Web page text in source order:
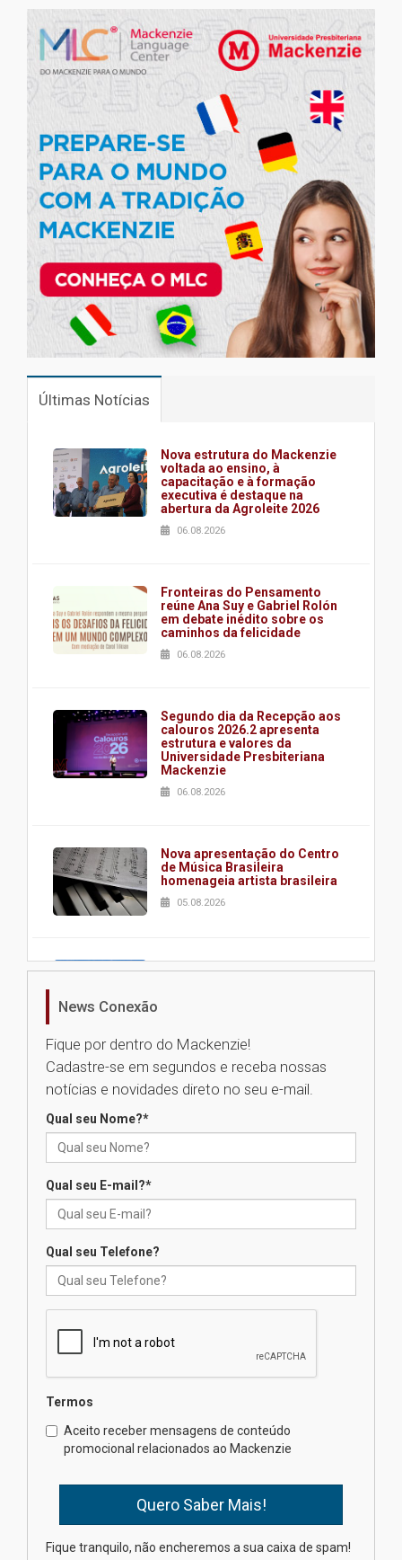
Últimas Notícias
Nova estrutura do Mackenzie
voltada ao ensino, à
capacitação e à formação
executiva é destaque na
abertura da Agroleite 2026
06.08.2026
Fronteiras do Pensamento
reúne Ana Suy e Gabriel Rolón
em debate inédito sobre os
caminhos da felicidade
06.08.2026
Segundo dia da Recepção aos
calouros 2026.2 apresenta
estrutura e valores da
Universidade Presbiteriana
Mackenzie
06.08.2026
Nova apresentação do Centro
de Música Brasileira
homenageia artista brasileira
05.08.2026
Universidade Mackenzie
Seminário discute desafios
das novas tecnologias em
calouros do segundo semestre
Brasília prepara seus
mesmo do Ensino Médio
Como os pais podem investir
na educação dos filhos além da
escola
Transformadora reúne
News Conexão
Fique por dentro do Mackenzie!
Cadastre-se em segundos e receba nossas
notícias e novidades direto no seu e-mail.
Qual seu Nome?*
Qual seu E-mail?*
Qual seu Telefone?
Termos
Aceito receber mensagens de conteúdo
promocional relacionados ao Mackenzie
Fique tranquilo, não encheremos a sua caixa de spam!